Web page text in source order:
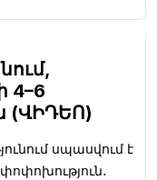
4–6
(ՎԻԴԵՈ)
սպասվում է